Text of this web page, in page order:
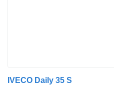
IVECO Daily 35 S